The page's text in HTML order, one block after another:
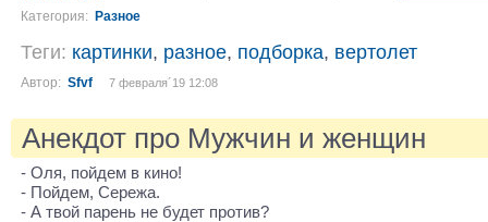
Категория: Разное
Теги: картинки, разное, подборка, вертолет
Автор: Sfvf 7 февраля´19 12:08
Анекдот про Мужчин и женщин
- Оля, пойдем в кино!
- Пойдем, Сережа.
- А твой парень не будет против?